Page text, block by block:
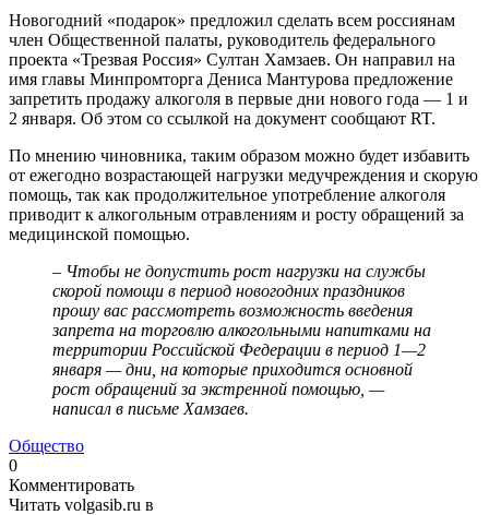
Новогодний «подарок» предложил сделать всем россиянам
член Общественной палаты, руководитель федерального
проекта «Трезвая Россия» Султан Хамзаев. Он направил на
имя главы Минпромторга Дениса Мантурова предложение
запретить продажу алкоголя в первые дни нового года — 1 и
2 января. Об этом со ссылкой на документ сообщают RT.
По мнению чиновника, таким образом можно будет избавить
от ежегодно возрастающей нагрузки медучреждения и скорую
помощь, так как продолжительное употребление алкоголя
приводит к алкогольным отравлениям и росту обращений за
медицинской помощью.
– Чтобы не допустить рост нагрузки на службы
скорой помощи в период новогодних праздников
прошу вас рассмотреть возможность введения
запрета на торговлю алкогольными напитками на
территории Российской Федерации в период 1—2
января — дни, на которые приходится основной
рост обращений за экстренной помощью, —
написал в письме Хамзаев.
Общество
0
Комментировать
Читать volgasib.ru в